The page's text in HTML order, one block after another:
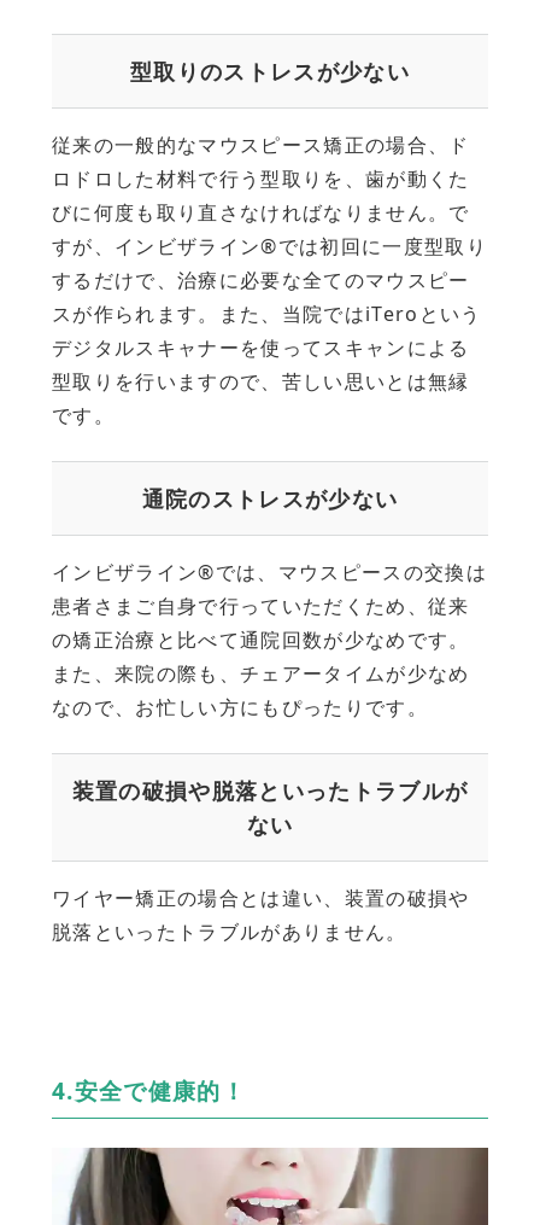
型取りのストレスが少ない
従来の一般的なマウスピース矯正の場合、ド
ロドロした材料で行う型取りを、歯が動くた
びに何度も取り直さなければなりません。で
すが、インビザライン®では初回に一度型取り
するだけで、治療に必要な全てのマウスピー
スが作られます。また、当院ではiTeroという
デジタルスキャナーを使ってスキャンによる
型取りを行いますので、苦しい思いとは無縁
です。
通院のストレスが少ない
インビザライン®では、マウスピースの交換は
患者さまご自身で行っていただくため、従来
の矯正治療と比べて通院回数が少なめです。
また、来院の際も、チェアータイムが少なめ
なので、お忙しい方にもぴったりです。
装置の破損や脱落といったトラブルが
ない
ワイヤー矯正の場合とは違い、装置の破損や
脱落といったトラブルがありません。
4.安全で健康的！